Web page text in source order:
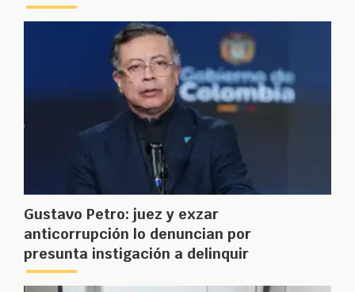
Gustavo Petro: juez y exzar
anticorrupción lo denuncian por
presunta instigación a delinquir